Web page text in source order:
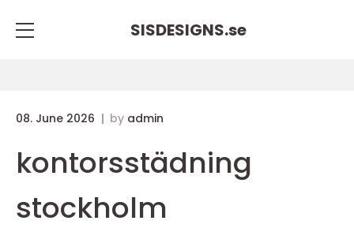
SISDESIGNS.se
08. June 2026 by admin
kontorsstädning
stockholm